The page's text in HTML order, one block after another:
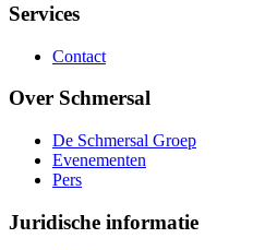
Services
Contact
Over Schmersal
De Schmersal Groep
Evenementen
Pers
Juridische informatie